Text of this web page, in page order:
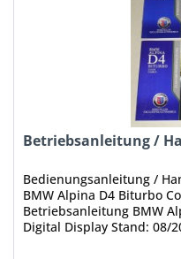
Betriebsanleitung /
Bedienungsanleitung /
BMW Alpina D4 Biturbo
Betriebsanleitung BMW
Digital Display Stand: 08/